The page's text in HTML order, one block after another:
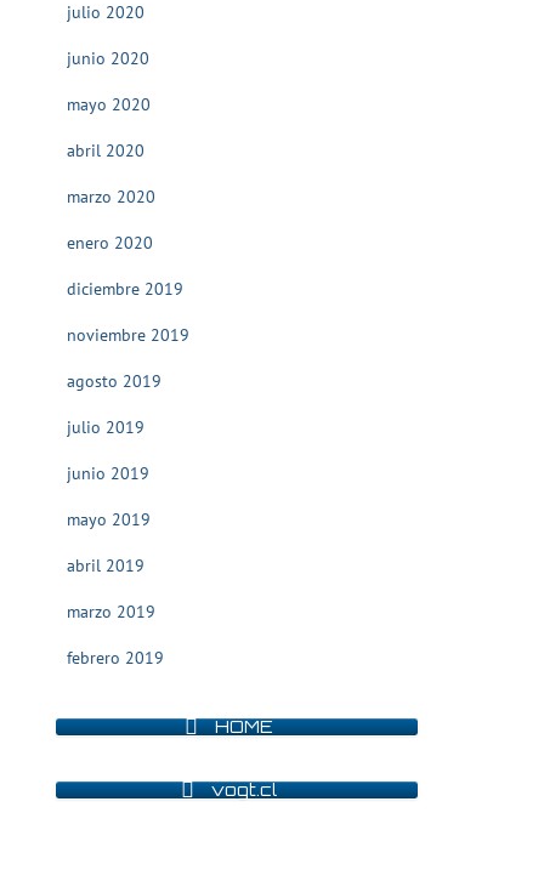
julio 2020
junio 2020
mayo 2020
abril 2020
marzo 2020
enero 2020
diciembre 2019
noviembre 2019
agosto 2019
julio 2019
junio 2019
mayo 2019
abril 2019
marzo 2019
febrero 2019
HOME
vogt.cl